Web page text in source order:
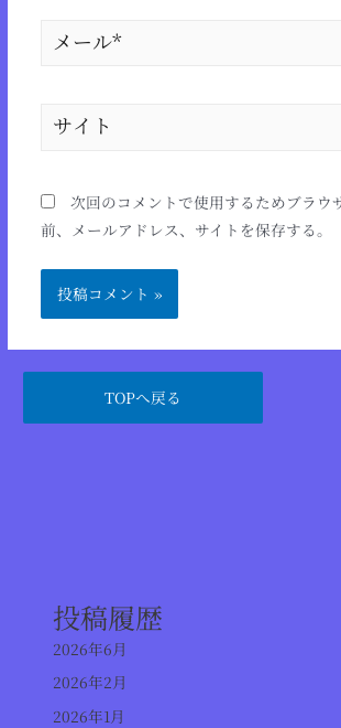
次回のコメントで使用するためブラウ
前、メールアドレス、サイトを保存する。
TOPへ戻る
投稿履歴
2026年6月
2026年2月
2026年1月